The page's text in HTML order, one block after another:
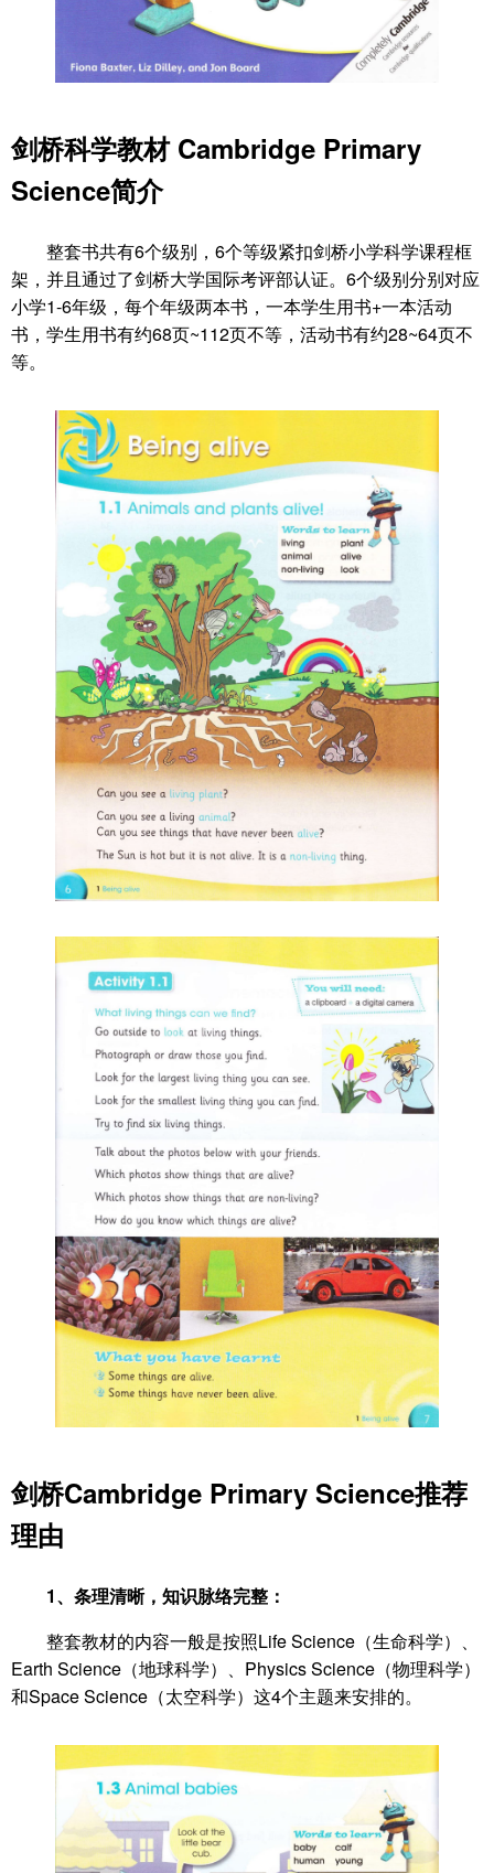
剑桥科学教材 Cambridge Primary
Science简介
整套书共有6个级别，6个等级紧扣剑桥小学科学课程框
架，并且通过了剑桥大学国际考评部认证。6个级别分别对应
小学1-6年级，每个年级两本书，一本学生用书+一本活动
书，学生用书有约68页~112页不等，活动书有约28~64页不
等。
剑桥Cambridge Primary Science推荐
理由
1、条理清晰，知识脉络完整：
整套教材的内容一般是按照Life Science（生命科学）、
Earth Science（地球科学）、Physics Science（物理科学）
和Space Science（太空科学）这4个主题来安排的。